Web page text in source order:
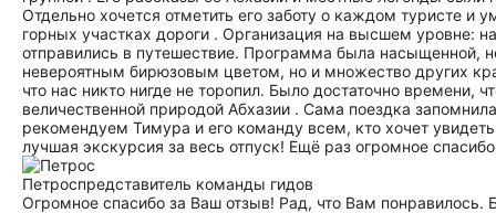
Отдельно хочется отметить его заботу о каждом туристе
горных участках дороги . Организация на высшем уровне:
отправились в путешествие. Программа была насыщенной,
невероятным бирюзовым цветом, но и множество других
что нас никто нигде не торопил. Было достаточно времени,
величественной природой Абхазии . Сама поездка
рекомендуем Тимура и его команду всем, кто хочет
лучшая экскурсия за весь отпуск! Ещё раз огромное
Петроспредставитель команды гидов
Огромное спасибо за Ваш отзыв! Рад, что Вам понравилось.